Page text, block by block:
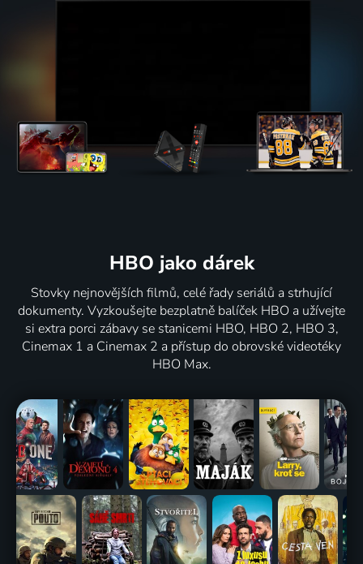
HBO jako dárek
Stovky nejnovějších filmů, celé řady seriálů a strhující
dokumenty. Vyzkoušejte bezplatně balíček HBO a užívejte
si extra porci zábavy se stanicemi HBO, HBO 2, HBO 3,
Cinemax 1 a Cinemax 2 a přístup do obrovské videotéky
HBO Max.